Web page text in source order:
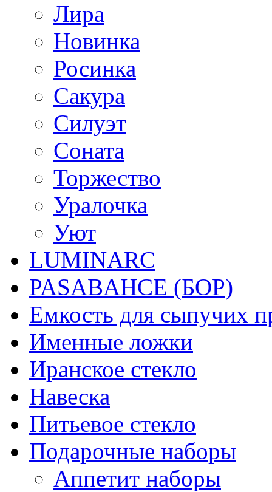
Лира
Новинка
Росинка
Сакура
Силуэт
Соната
Торжество
Уралочка
Уют
LUMINARC
PASABAHCE (БОР)
Емкость для сыпучих
Именные ложки
Иранское стекло
Навеска
Питьевое стекло
Подарочные наборы
Аппетит наборы